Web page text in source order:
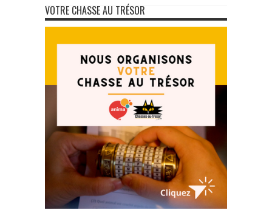
VOTRE CHASSE AU TRÉSOR